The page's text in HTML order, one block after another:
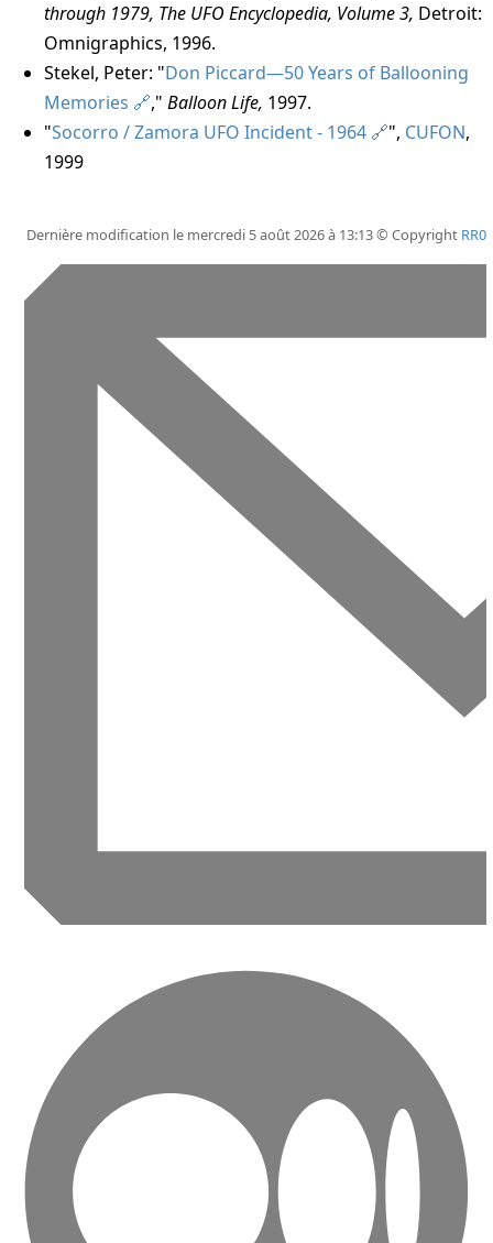
through 1979, The UFO Encyclopedia, Volume 3, Detroit:
Omnigraphics, 1996.
Stekel, Peter: "Don Piccard—50 Years of Ballooning
Memories
," Balloon Life, 1997.
"Socorro / Zamora UFO Incident - 1964 ", CUFON,
1999
Dernière modification le mercredi 5 août 2026 à 13:13 © Copyright RR0